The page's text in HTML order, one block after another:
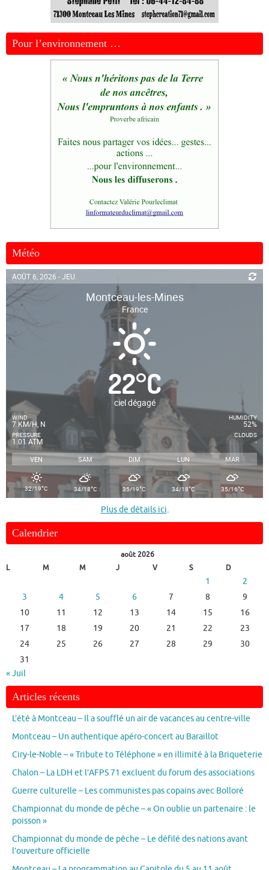
Pour l’environnement …
Météo
AOÛT 6, 2026 - JEU.
Montceau-les-Mines
France
22°C
ciel dégagé
WIND
7 KM/H, N
PRESSURE
1.01 ATM
HUMIDITY
52%
CLOUDS
-
VEN SAM DIM LUN MAR
32/19°C 34/18°C 35/19°C 34/18°C 35/16°C
Plus de détails ici.
Calendrier
août 2026
L
M M J V S D
1
2
3
4 5 6 7 8
9
10
11 12 13 14 15
16
17
18 19 20 21 22
23
24
25 26 27 28 29
30
31
« Juil
Articles récents
L’été à Montceau – Il a soufflé un air de vacances au centre-ville
Montceau – Un authentique apéro-concert au Baraillot
Ciry-le-Noble – « Tribute to Téléphone » en illimité à la Briqueterie
Chalon – La LDH et l’AFPS 71 excluent du forum des associations
Guerre culturelle – Les communistes pas copains avec Bolloré
Championnat du monde de pêche – « On oublie un partenaire : le
poisson »
Championnat du monde de pêche – Le défilé des nations avant
l’ouverture officielle